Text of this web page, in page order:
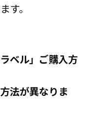
す。
ベル」ご購入方
法が異なりま